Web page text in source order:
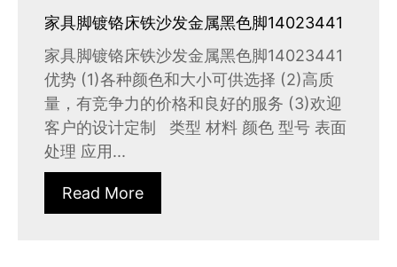
家具脚镀铬床铁沙发金属黑色脚14023441
家具脚镀铬床铁沙发金属黑色脚14023441
优势 (1)各种颜色和大小可供选择 (2)高质
量，有竞争力的价格和良好的服务 (3)欢迎
客户的设计定制 类型 材料 颜色 型号 表面
处理 应用...
Read More